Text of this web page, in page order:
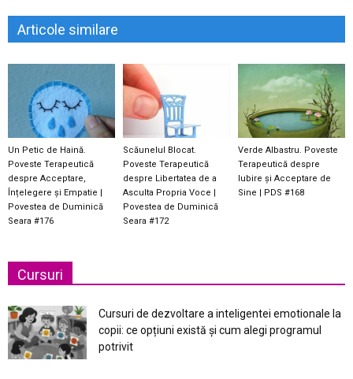
Articole similare
Un Petic de Haină.
Poveste Terapeutică
despre Acceptare,
Înțelegere și Empatie |
Povestea de Duminică
Seara #176
Scăunelul Blocat.
Poveste Terapeutică
despre Libertatea de a
Asculta Propria Voce |
Povestea de Duminică
Seara #172
Verde Albastru. Poveste
Terapeutică despre
Iubire și Acceptare de
Sine | PDS #168
Cursuri
Cursuri de dezvoltare a inteligentei emotionale la
copii: ce opțiuni există și cum alegi programul
potrivit